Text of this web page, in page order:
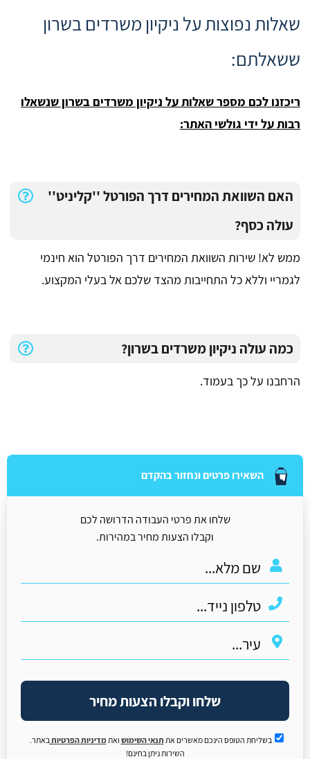
שאלות נפוצות על ניקיון משרדים בשרון
ששאלתם:
ריכזנו לכם מספר שאלות על ניקיון משרדים בשרון שנשאלו
רבות על ידי גולשי האתר:
האם השוואת המחירים דרך הפורטל ''קליניט''
עולה כסף?
ממש לא! שירות השוואת המחירים דרך הפורטל הוא חינמי
לגמריי וללא כל התחייבות מהצד שלכם אל בעלי המקצוע.
כמה עולה ניקיון משרדים בשרון?
הרחבנו על כך בעמוד.
השאירו פרטים ונחזור בהקדם
שלחו את פרטי העבודה הדרושה לכם
וקבלו הצעות מחיר במהירות.
שלחו וקבלו הצעות מחיר
בשליחת הטופס הינכם מאשרים את תנאי השימוש ואתמדיניות הפרטיותבאתר.
השירות ניתן בחינם!